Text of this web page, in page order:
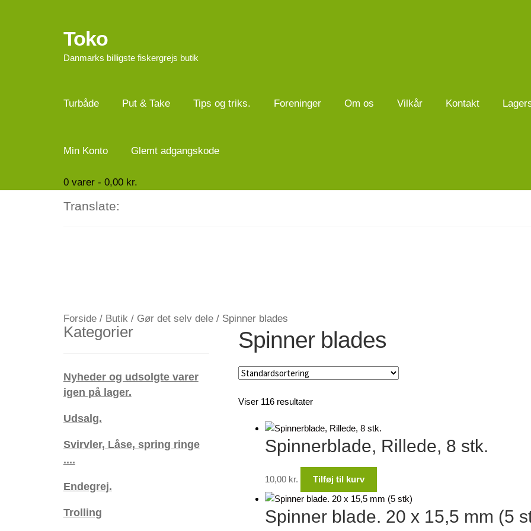
Spring
til
navigation
Spring
til
indhold
Toko
Danmarks billigste fiskergrejs butik
Turbåde Put & Take Tips og triks. Foreninger Om os Vilkår Kontakt
Min Konto Glemt adgangskode
0varer - 0,00 kr.
Translate:
Forside/ Butik / Gør det selv dele/ Spinner blades
Spinner blades
Viser 116 resultater
Spinnerblade, Rillede, 8 stk.
10,00 kr. Tilføj til kurv
Spinner blade. 20 x 15,5 mm (5
Kategorier
Nyheder og udsolgte varer
igen på lager.
Udsalg.
Svirvler, Låse, spring ringe
....
Endegrej.
Trolling